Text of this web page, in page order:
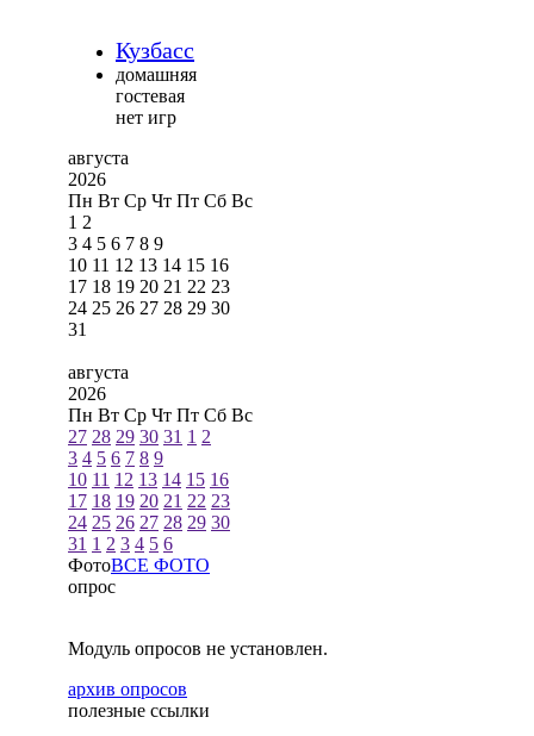
Кузбасс
домашняя
гостевая
нет игр
августа
2026
Пн Вт Ср Чт Пт Сб Вс
1 2
3 4 5 6 7 8 9
10 11 12 13 14 15 16
17 18 19 20 21 22 23
24 25 26 27 28 29 30
31
августа
2026
Пн Вт Ср Чт Пт Сб Вс
27 28 29 30 31 1 2
3 4 5 6 7 8 9
10 11 12 13 14 15 16
17 18 19 20 21 22 23
24 25 26 27 28 29 30
31 1 2 3 4 5 6
ФотоВСЕ ФОТО
опрос
Модуль опросов не установлен.
архив опросов
полезные ссылки